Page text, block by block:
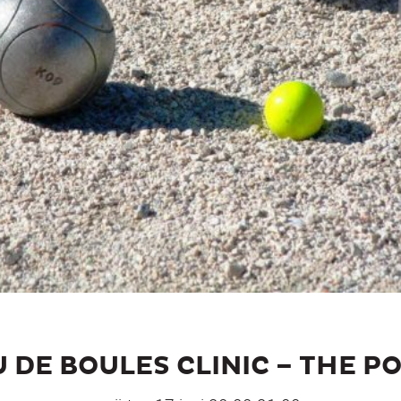
DE BOULES CLINIC – THE